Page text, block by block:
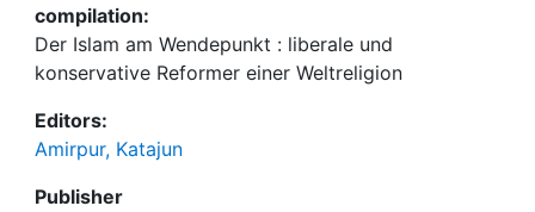
compilation:
Der Islam am Wendepunkt : liberale und
konservative Reformer einer Weltreligion
Editors:
Amirpur, Katajun
Publisher